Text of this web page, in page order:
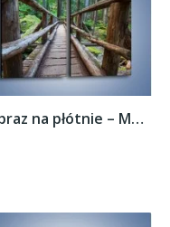
Obraz na płótnie – Mostek z drewnianych...